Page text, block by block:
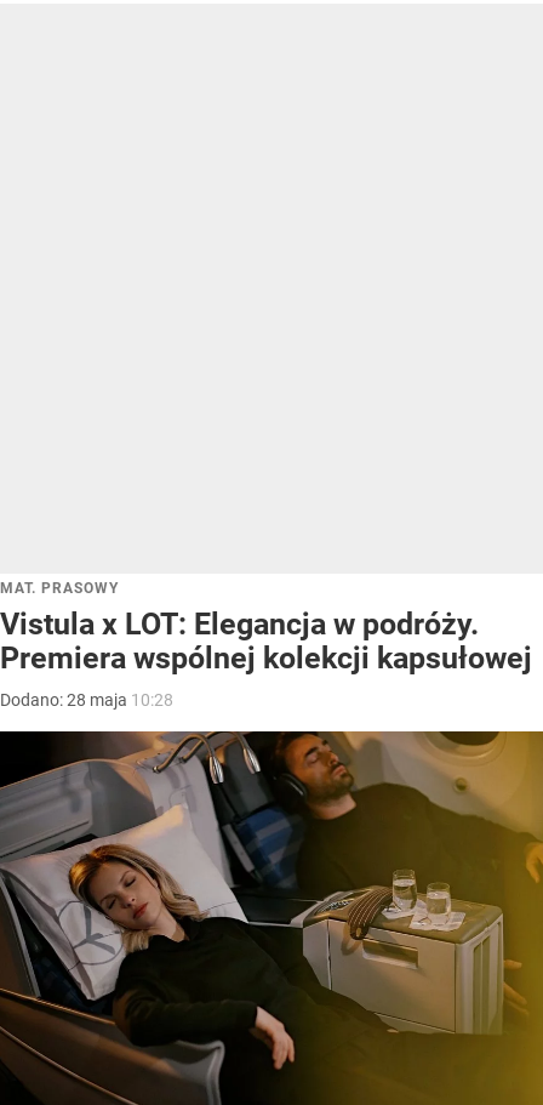
MAT. PRASOWY
Vistula x LOT: Elegancja w podróży.
Premiera wspólnej kolekcji kapsułowej
Dodano:28 maja 10:28